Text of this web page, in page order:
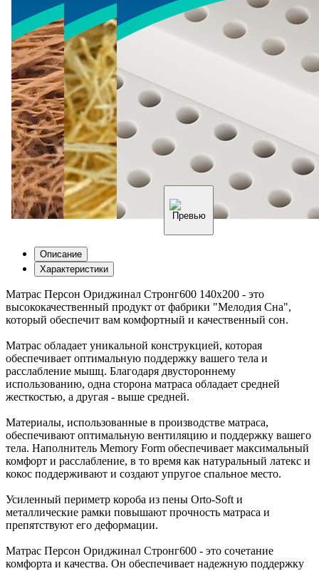
Описание
Характеристики
Матрас Персон Ориджинал Стронг600 140х200 - это
высококачественный продукт от фабрики "Мелодия Сна",
который обеспечит вам комфортный и качественный сон.
Матрас обладает уникальной конструкцией, которая
обеспечивает оптимальную поддержку вашего тела и
расслабление мышц. Благодаря двустороннему
использованию, одна сторона матраса обладает средней
жесткостью, а другая - выше средней.
Материалы, использованные в производстве матраса,
обеспечивают оптимальную вентиляцию и поддержку вашего
тела. Наполнитель Memory Form обеспечивает максимальный
комфорт и расслабление, в то время как натуральный латекс и
кокос поддерживают и создают упругое спальное место.
Усиленный периметр короба из пены Orto-Soft и
металлические рамки повышают прочность матраса и
препятствуют его деформации.
Матрас Персон Ориджинал Стронг600 - это сочетание
комфорта и качества. Он обеспечивает надежную поддержку